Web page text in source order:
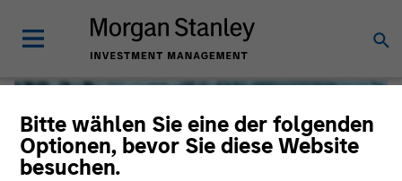
Bitte wählen Sie eine der folgenden
Optionen, bevor Sie diese Website
besuchen.